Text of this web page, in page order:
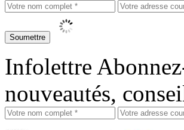
Infolettre
nouveautés,